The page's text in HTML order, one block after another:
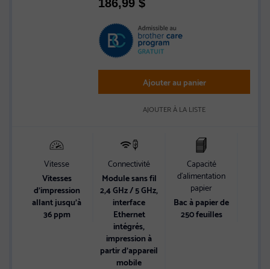
186,99 $
Ajouter au panier
AJOUTER À LA LISTE
Vitesse
Vitesses
d’impression
allant jusqu’à
36 ppm
Connectivité
Module sans fil
2,4 GHz / 5 GHz,
interface
Ethernet
intégrés,
impression à
partir d’appareil
mobile
Capacité
d’alimentation
papier
Bac à papier de
250 feuilles